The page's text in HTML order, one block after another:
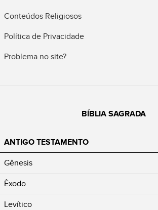
Conteúdos Religiosos
Política de Privacidade
Problema no site?
BÍBLIA SAGRADA
ANTIGO TESTAMENTO
Gênesis
Êxodo
Levítico